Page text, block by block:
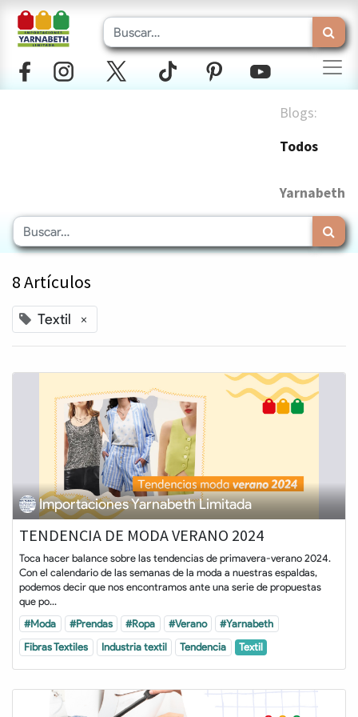
Blogs:
Todos
Yarnabeth
8 Artículos
Textil ×
Importaciones Yarnabeth Limitada
TENDENCIA DE MODA VERANO 2024
Toca hacer balance sobre las tendencias de primavera-verano 2024.
Con el calendario de las semanas de la moda a nuestras espaldas,
podemos decir que nos encontramos ante una serie de propuestas
que po...
#Moda #Prendas #Ropa #Verano
#Yarnabeth
Fibras Textiles
Industria textil Tendencia Textil